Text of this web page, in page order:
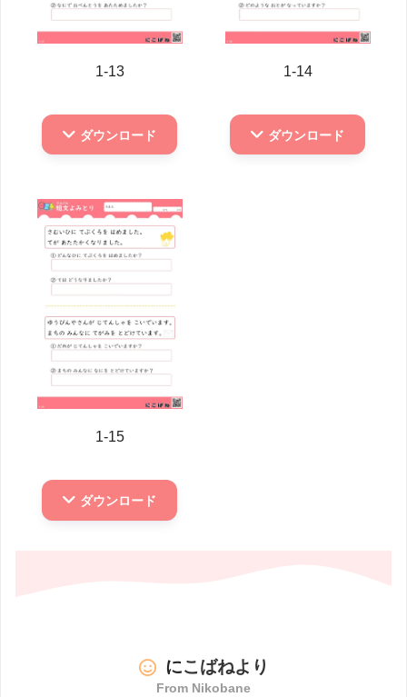
1-13
ダウンロード
1-14
ダウンロード
1-15
ダウンロード
にこばねより
From Nikobane